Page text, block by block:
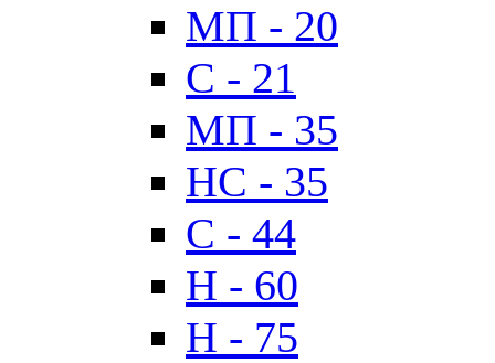
МП - 20
C - 21
МП - 35
HC - 35
C - 44
H - 60
H - 75